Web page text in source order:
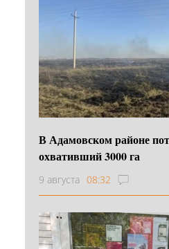
В Адамовском районе
охвативший 3000 га
9 августа 08:32